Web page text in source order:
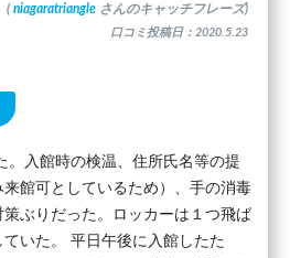
( niagaratriangle さんのキャッチフレーズ)
口コミ投稿日：2020.5.23
。入館時の検温、住所氏名等の提
館可としているため）、手の消毒
ぶりだった。ロッカーは１つ飛ば
いた。 平日午後に入館したた